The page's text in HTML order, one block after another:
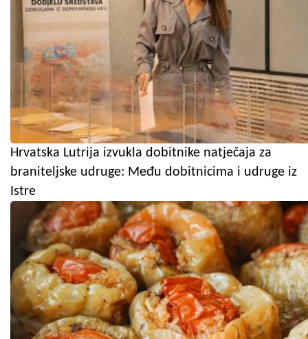
Hrvatska Lutrija izvukla dobitnike natječaja za
braniteljske udruge: Među dobitnicima i udruge iz
Istre